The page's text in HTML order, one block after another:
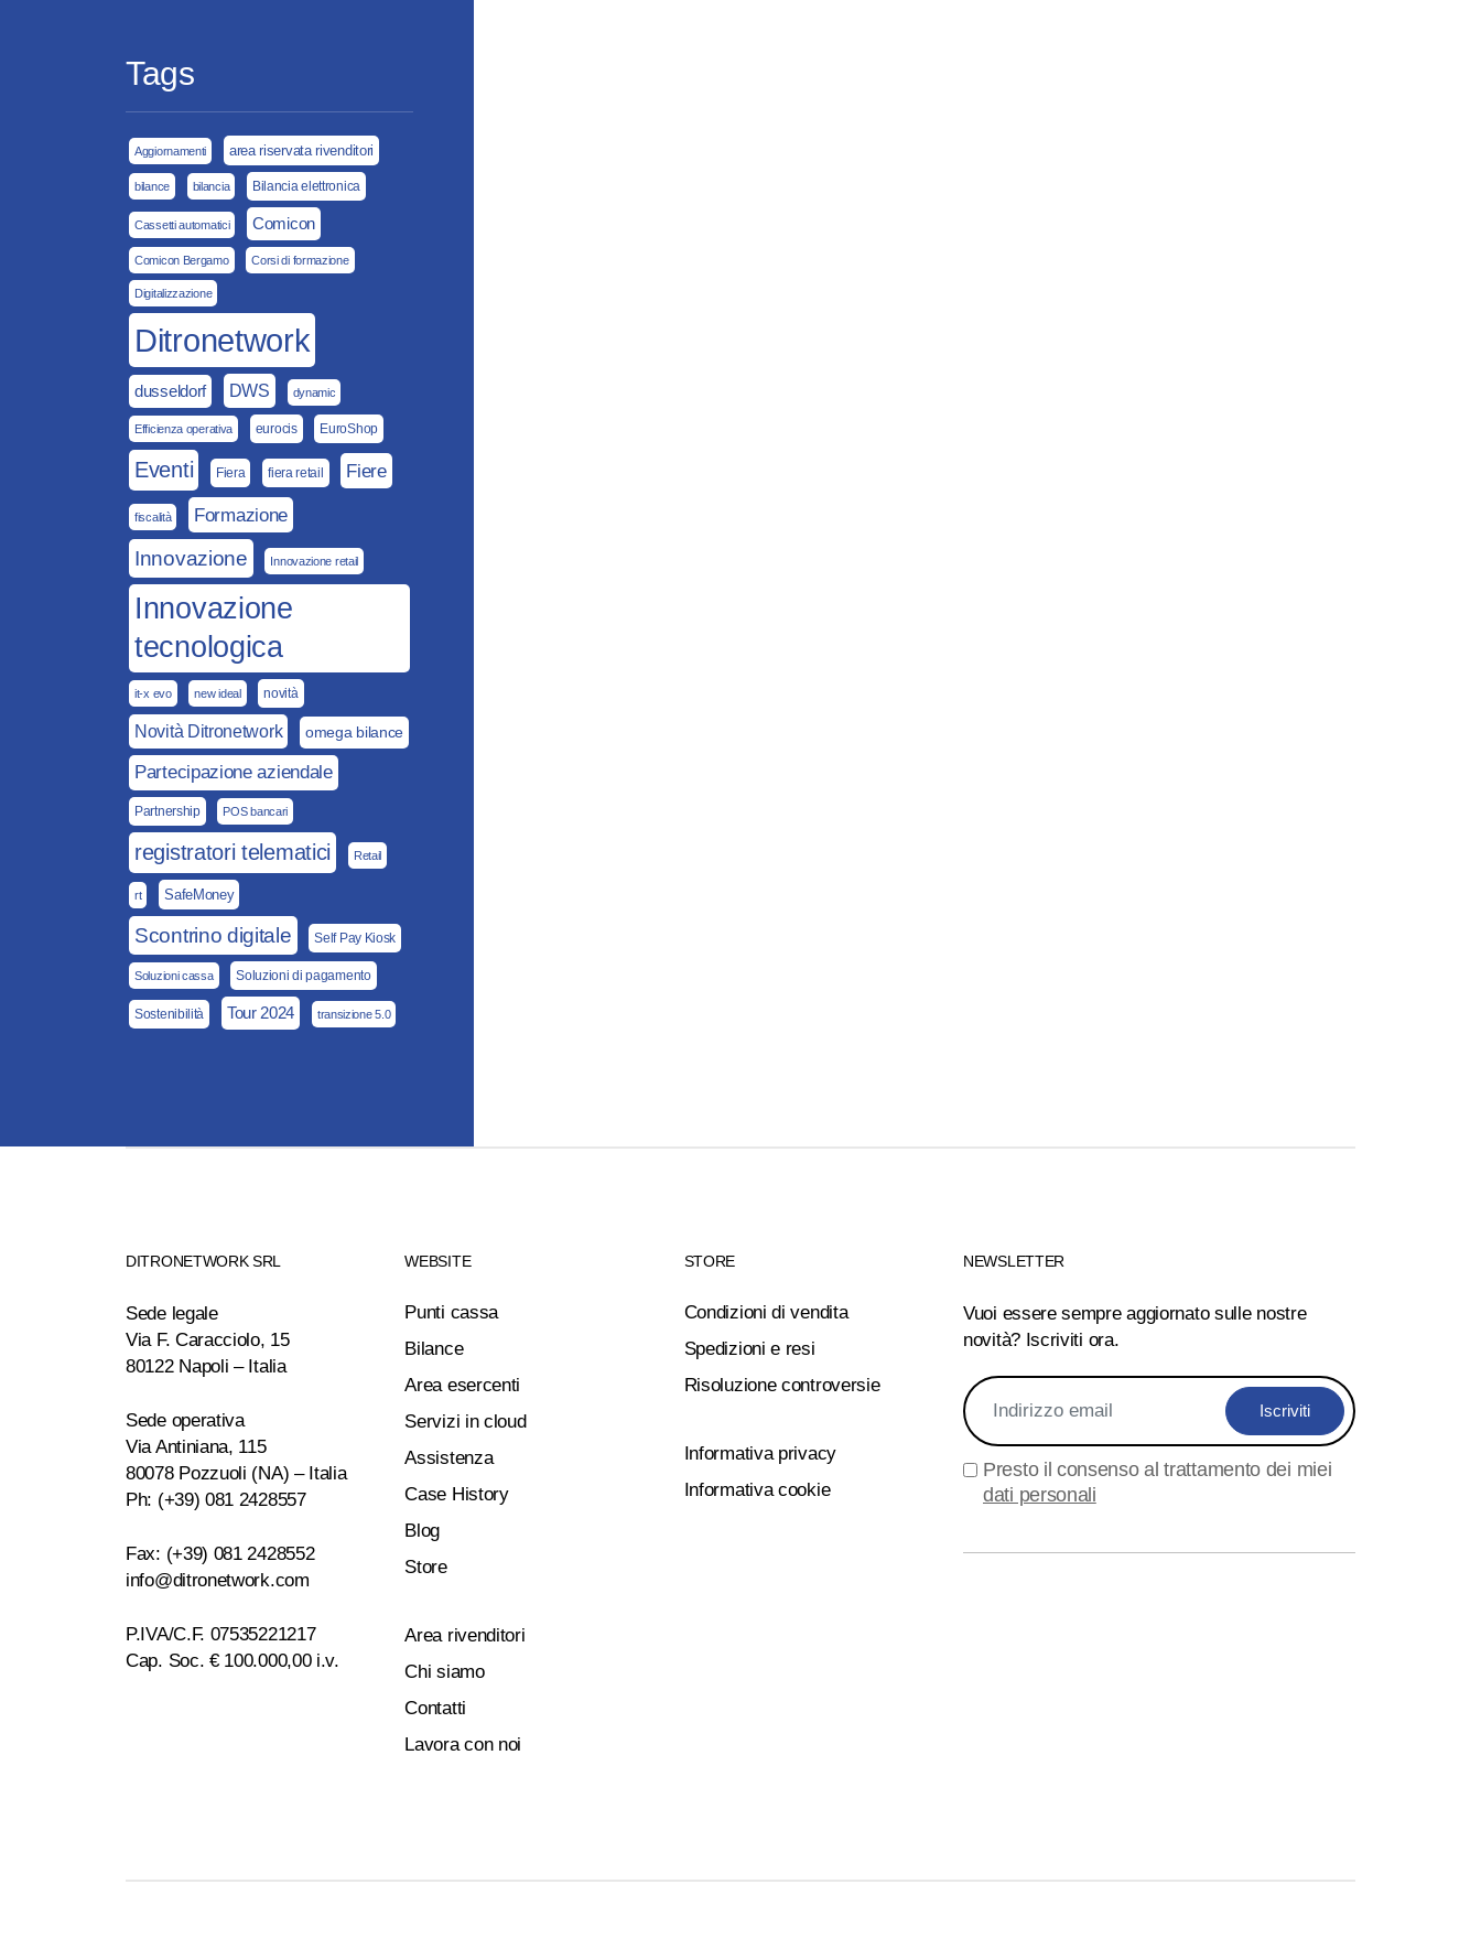
Tags
Aggiornamenti area riservata rivenditori
bilance bilancia Bilancia elettronica
Cassetti automatici Comicon
Comicon Bergamo Corsi di formazione
Digitalizzazione
Ditronetwork
dusseldorf DWS dynamic
Efficienza operativa eurocis EuroShop
Eventi Fiera fiera retail Fiere
fiscalità Formazione
Innovazione Innovazione retail
Innovazione
tecnologica
it-x evo new ideal novità
Novità Ditronetwork omega bilance
Partecipazione aziendale
Partnership POS bancari
registratori telematici Retail
rt SafeMoney
Scontrino digitale Self Pay Kiosk
Soluzioni cassa Soluzioni di pagamento
Sostenibilità Tour 2024 transizione 5.0
DITRONETWORK SRL
Sede legale
Via F. Caracciolo, 15
80122 Napoli – Italia
Sede operativa
Via Antiniana, 115
80078 Pozzuoli (NA) – Italia
Ph: (+39) 081 2428557
Fax: (+39) 081 2428552
info@ditronetwork.com
P.IVA/C.F. 07535221217
Cap. Soc. € 100.000,00 i.v.
WEBSITE
Punti cassa
Bilance
Area esercenti
Servizi in cloud
Assistenza
Case History
Blog
Store
Area rivenditori
Chi siamo
Contatti
Lavora con noi
STORE
Condizioni di vendita
Spedizioni e resi
Risoluzione controversie
Informativa privacy
Informativa cookie
NEWSLETTER
Vuoi essere sempre aggiornato sulle nostre
novità? Iscriviti ora.
Iscriviti
Presto il consenso al trattamento dei miei
dati personali